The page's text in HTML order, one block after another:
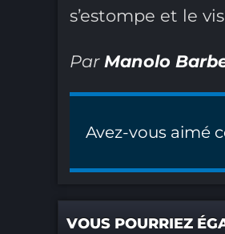
s’estompe et le
Par Manolo
Avez-vous aimé
VOUS POURRIEZ